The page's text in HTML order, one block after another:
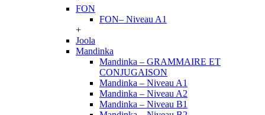
FON
FON– Niveau A1
+
Joola
Mandinka
Mandinka – GRAMMAIRE ET
CONJUGAISON
Mandinka – Niveau A1
Mandinka – Niveau A2
Mandinka – Niveau B1